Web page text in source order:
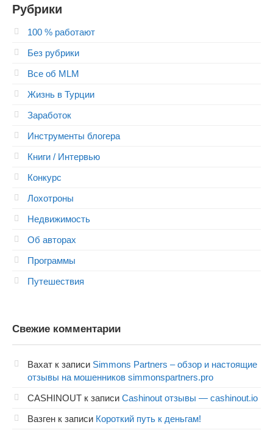
Рубрики
100 % работают
Без рубрики
Все об MLM
Жизнь в Турции
Заработок
Инструменты блогера
Книги / Интервью
Конкурс
Лохотроны
Недвижимость
Об авторах
Программы
Путешествия
Свежие комментарии
Вахат к записи Simmons Partners – обзор и настоящие
отзывы на мошенников simmonspartners.pro
CASHINOUT к записи Cashinout отзывы — cashinout.io
Вазген к записи Короткий путь к деньгам!